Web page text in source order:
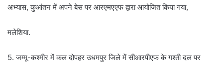
अभ्यास, कुआंतन में अपने बेस पर आरएमएएफ द्वारा आयोजित किया गया,
मलेशिया.
5. जम्मू-कश्मीर में कल दोपहर उधमपुर जिले में सीआरपीएफ के गश्ती दल पर